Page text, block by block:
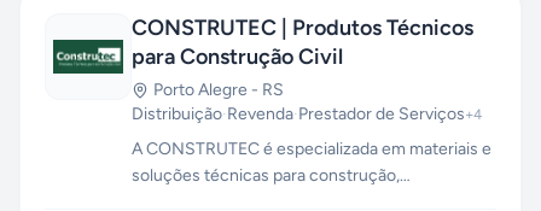
CONSTRUTEC | Produtos Técnicos
para Construção Civil
Porto Alegre - RS
Distribuição·Revenda·Prestador de Serviços+4
A CONSTRUTEC é especializada em materiais e
soluções técnicas para construção,